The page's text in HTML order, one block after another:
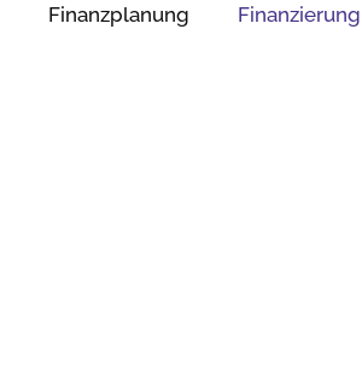
Finanzplanung Finanzierung